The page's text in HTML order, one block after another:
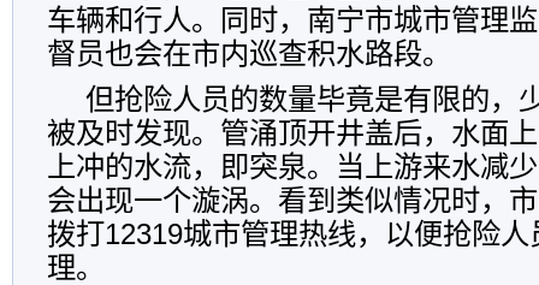
车辆和行人。同时，南宁市城市管理
督员也会在市内巡查积水路段。
但抢险人员的数量毕竟是有限的，
被及时发现。管涌顶开井盖后，水面
上冲的水流，即突泉。当上游来水减
会出现一个漩涡。看到类似情况时，
拨打12319城市管理热线，以便抢险
理。